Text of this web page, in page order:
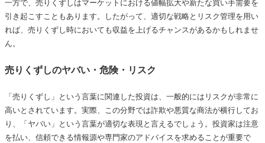
一方で、売りくずしはマーケットにおける値幅拡大や新たな買い手需要を
引き起こすこともあります。したがって、適切な戦略とリスク管理を用い
れば、売りくずし時においても収益を上げるチャンスがあるかもしれませ
ん。
売りくずしのヤバい・危険・リスク
「売りくずし」という言葉に関連した投資は、一般的にはリスクが非常に
高いとされています。実際、この分野では詐欺や悪質な商法が横行してお
り、「ヤバい」という言葉が適切な表現と言えるでしょう。投資家は注意
を払い、信頼できる情報源や専門家のアドバイスを求めることが重要で